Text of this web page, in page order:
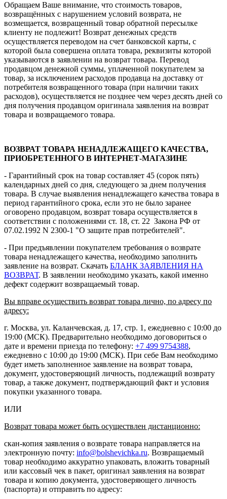
Обращаем Ваше внимание, что стоимость товаров,
возвращённых с нарушением условий возврата, не
возмещается, возвращенный товар обратной пересылке
клиенту не подлежит! Возврат денежных средств
осуществляется переводом на счет банковской карты, с
которой была совершена оплата товара, реквизиты которой
указываются в заявлении на возврат товара. Перевод
продавцом денежной суммы, уплаченной покупателем за
товар, за исключением расходов продавца на доставку от
потребителя возвращенного товара (при наличии таких
расходов), осуществляется не позднее чем через десять дней со
дня получения продавцом оригинала заявления на возврат
товара и возвращаемого товара.
ВОЗВРАТ ТОВАРА НЕНАДЛЕЖАЩЕГО КАЧЕСТВА,
ПРИОБРЕТЕННОГО В ИНТЕРНЕТ-МАГАЗИНЕ
- Гарантийный срок на товар составляет 45 (сорок пять)
календарных дней со дня, следующего за днем получения
товара. В случае выявления ненадлежащего качества товара в
период гарантийного срока, если это не было заранее
оговорено продавцом, возврат товара осуществляется в
соответствии с положениями ст. 18, ст. 22 Закона РФ от
07.02.1992 N 2300-1 "О защите прав потребителей".
- При предъявлении покупателем требования о возврате
товара ненадлежащего качества, необходимо заполнить
заявление на возврат. Скачать БЛАНК ЗАЯВЛЕНИЯ НА
ВОЗВРАТ. В заявлении необходимо указать, какой именно
дефект содержит возвращаемый товар.
Вы вправе осуществить возврат товара лично, по адресу по
адресу:
г. Москва, ул. Каланчевская, д. 17, стр. 1, ежедневно с 10:00 до
19:00 (МСК). Предварительно необходимо договориться о
дате и времени приезда по телефону: +7 499 9754388,
ежедневно с 10:00 до 19:00 (МСК). При себе Вам необходимо
будет иметь заполненное заявление на возврат товара,
документ, удостоверяющий личность, подлежащий возврату
товар, а также документ, подтверждающий факт и условия
покупки указанного товара.
ИЛИ
Возврат товара может быть осуществлен дистанционно:
скан-копия заявления о возврате товара направляется на
электронную почту: info@bolshevichka.ru. Возвращаемый
товар необходимо аккуратно упаковать, вложить товарный
или кассовый чек в пакет, оригинал заявления на возврат
товара и копию документа, удостоверяющего личность
(паспорта) и отправить по адресу: